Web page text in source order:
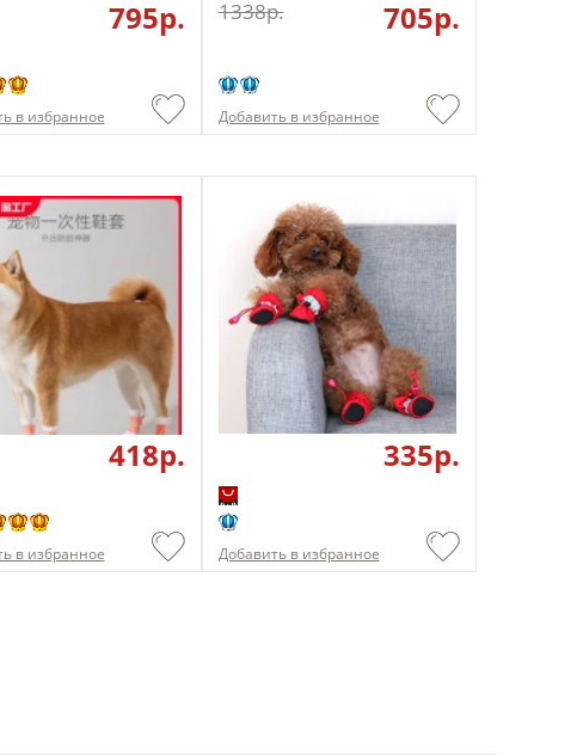
795p.
в избранное
1338p. 705p.
Добавить в избранное
418p.
в избранное
335p.
Добавить в избранное